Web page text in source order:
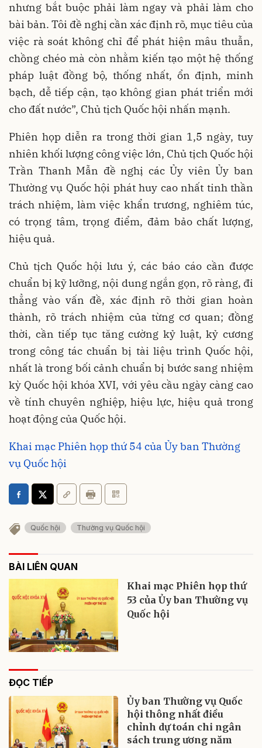
nhưng bắt buộc phải làm ngay và phải làm cho
bài bản. Tôi đề nghị cần xác định rõ, mục tiêu của
việc rà soát không chỉ để phát hiện mâu thuẫn,
chồng chéo mà còn nhằm kiến tạo một hệ thống
pháp luật đồng bộ, thống nhất, ổn định, minh
bạch, dễ tiếp cận, tạo không gian phát triển mới
cho đất nước”, Chủ tịch Quốc hội nhấn mạnh.
Phiên họp diễn ra trong thời gian 1,5 ngày, tuy
nhiên khối lượng công việc lớn, Chủ tịch Quốc hội
Trần Thanh Mẫn đề nghị các Ủy viên Ủy ban
Thường vụ Quốc hội phát huy cao nhất tinh thần
trách nhiệm, làm việc khẩn trương, nghiêm túc,
có trọng tâm, trọng điểm, đảm bảo chất lượng,
hiệu quả.
Chủ tịch Quốc hội lưu ý, các báo cáo cần được
chuẩn bị kỹ lưỡng, nội dung ngắn gọn, rõ ràng, đi
thẳng vào vấn đề, xác định rõ thời gian hoàn
thành, rõ trách nhiệm của từng cơ quan; đồng
thời, cần tiếp tục tăng cường kỷ luật, kỷ cương
trong công tác chuẩn bị tài liệu trình Quốc hội,
nhất là trong bối cảnh chuẩn bị bước sang nhiệm
kỳ Quốc hội khóa XVI, với yêu cầu ngày càng cao
về tính chuyên nghiệp, hiệu lực, hiệu quả trong
hoạt động của Quốc hội.
Khai mạc Phiên họp thứ 54 của Ủy ban Thường
vụ Quốc hội
Quốc hội Thường vụ Quốc hội
BÀI LIÊN QUAN
Khai mạc Phiên họp thứ
53 của Ủy ban Thường vụ
Quốc hội
ĐỌC TIẾP
Ủy ban Thường vụ Quốc
hội thông nhất điều
chỉnh dự toán chi ngân
sách trung ương năm